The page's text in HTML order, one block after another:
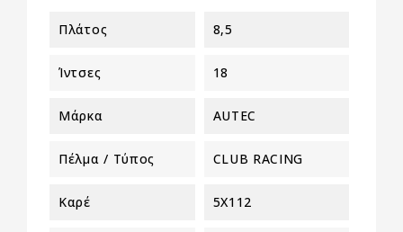
Πλάτος 8,5
Ίντσες 18
Μάρκα AUTEC
Πέλμα / Τύπος CLUB RACING
Καρέ 5X112